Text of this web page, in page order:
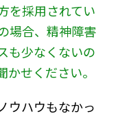
を採用されてい
場合、精神障害
も少なくないの
せください。
ウハウもなかっ